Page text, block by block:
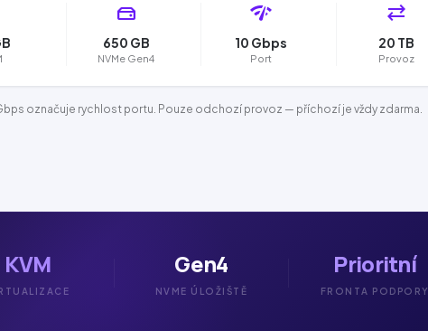
hard_drive
650 GB
NVMe Gen4
network_check
10 Gbps
Port
sync_alt
20 TB
Provoz
označuje rychlost portu. Pouze odchozí provoz — příchozí je vždy zdarma.
KVM Gen4
NVME ÚLOŽIŠTĚ
Prioritní
FRONTA PODPORY